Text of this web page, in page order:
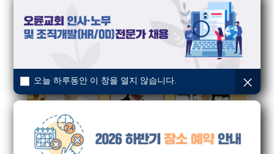
오늘 하루동안 이 창을 열지 않습니다.